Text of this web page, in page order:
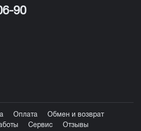
90
Оплата
Обмен и возврат
Сервис Отзывы